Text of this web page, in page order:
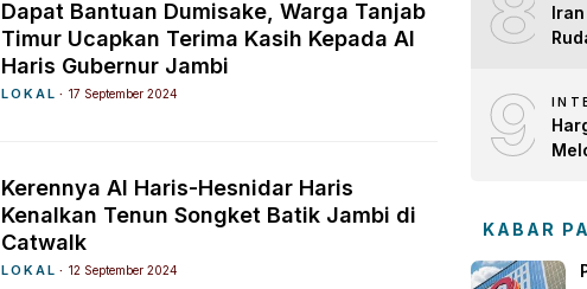
Dapat Bantuan Dumisake, Warga Tanjab
Timur Ucapkan Terima Kasih Kepada Al
Haris Gubernur Jambi
LOKAL 17 September 2024
Kerennya Al Haris-Hesnidar Haris
Kenalkan Tenun Songket Batik Jambi di
Catwalk
LOKAL 12 September 2024
9
KABAR